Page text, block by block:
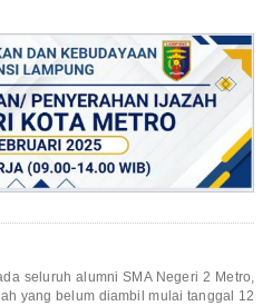
seluruh alumni SMA Negeri 2 Metro,
yang belum diambil mulai tanggal 12